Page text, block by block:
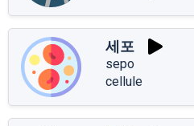
세포
sepo
cellule